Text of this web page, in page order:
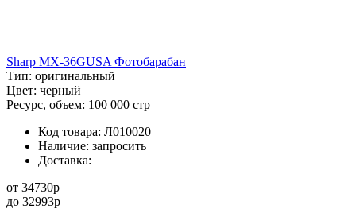
Sharp MX-36GUSA Фотобарабан
Тип: оригинальный
Цвет: черный
Ресурс, объем: 100 000 стр
Код товара: Л010020
Наличие: запросить
Доставка:
от 34730p
до 32993p